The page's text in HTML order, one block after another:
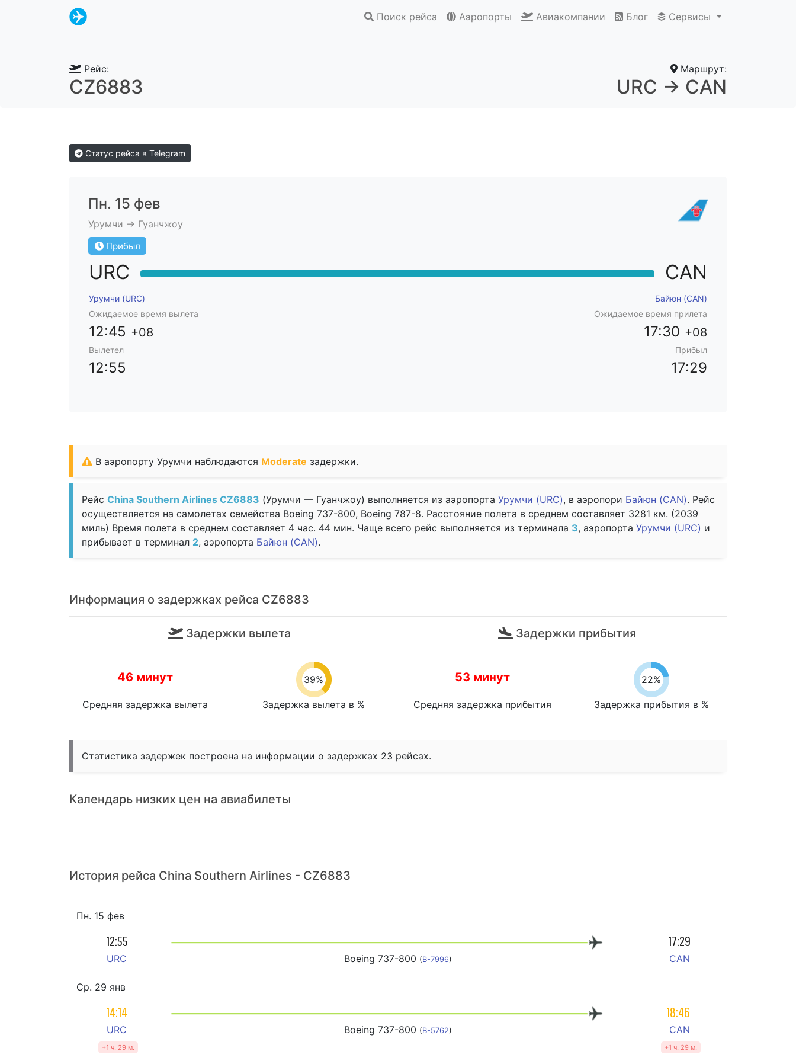
Поиск рейса Аэропорты Авиакомпании Блог Сервисы
Рейс:
CZ6883
Маршрут:
URC → CAN
Статус рейса в Telegram
Пн. 15 фев
Урумчи → Гуанчжоу
Прибыл
URC CAN
Урумчи (URC)
Байюн (CAN)
Ожидаемое время вылета
Ожидаемое время прилета
12:45 +08 17:30 +08
Вылетел Прибыл
12:55 17:29
В аэропорту Урумчи наблюдаются Moderate задержки.
Рейс China Southern Airlines CZ6883 (Урумчи — Гуанчжоу) выполняется из аэропорта Урумчи (URC), в аэропори Байюн (CAN). Рейс
осуществляется на самолетах семейства Boeing 737-800, Boeing 787-8. Расстояние полета в среднем составляет 3281 км. (2039
миль) Время полета в среднем составляет 4 час. 44 мин. Чаще всего рейс выполняется из терминала 3, аэропорта Урумчи (URC) и
прибывает в терминал 2, аэропорта Байюн (CAN).
Информация о задержках рейса CZ6883
Задержки вылета
46 минут
Средняя задержка вылета
39%
Задержка вылета в %
Задержки прибытия
53 минут
Средняя задержка прибытия
22%
Задержка прибытия в %
Статистика задержек построена на информации о задержках 23 рейсах.
Календарь низких цен на авиабилеты
История рейса China Southern Airlines - CZ6883
Пн. 15 фев
12:55 17:29
URC Boeing 737-800 (B-7996) CAN
Ср. 29 янв
14:14 18:46
URC
+1 ч. 29 м.
Boeing 737-800 (B-5762) CAN
+1 ч. 29 м.